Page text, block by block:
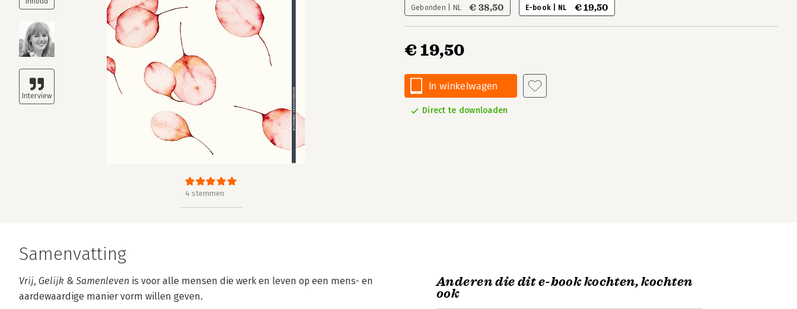
4 stemmen
Gebonden | NL € 38,50 E-book | NL € 19,50
€ 19,50
In winkelwagen
Direct te downloaden
Samenvatting
Vrij, Gelijk & Samenleven is voor alle mensen die werk en leven op een mens- en
aardewaardige manier vorm willen geven.
Anderen die dit e-book kochten, kochten
ook